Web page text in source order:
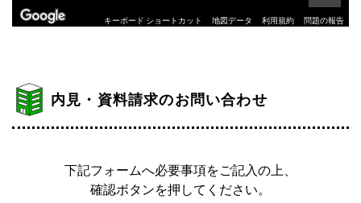
キーボード ショートカット 地図データ 利用規約 問題の報告
内見・資料請求のお問い合わせ
下記フォームへ必要事項をご記入の上、
確認ボタンを押してください。